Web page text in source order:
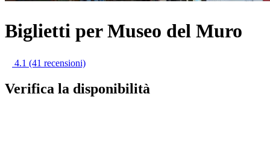
Biglietti per Museo del Muro
4.1 (41 recensioni)
Verifica la disponibilità